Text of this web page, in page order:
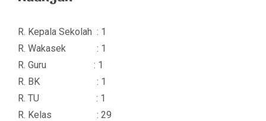
R. Kepala Sekolah : 1
R. Wakasek : 1
R. Guru : 1
R. BK : 1
R. TU : 1
R. Kelas : 29